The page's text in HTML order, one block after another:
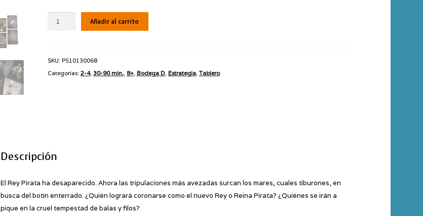
Los
Añadir al carrito
SKU: PS10130068
Categorías: 2-4, 30-90 min., 8+, Bodega D, Estrategia, Tablero
Descripción
El Rey Pirata ha desaparecido. Ahora las tripulaciones más avezadas surcan los mares, cuales tiburones, en
busca del botín enterrado. ¿Quién logrará coronarse como el nuevo Rey o Reina Pirata? ¿Quiénes se irán a
pique en la cruel tempestad de balas y filos?